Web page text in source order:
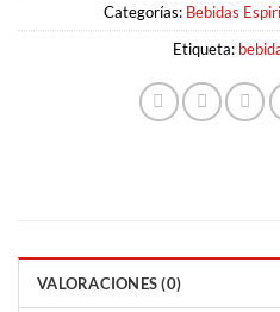
Categorías: Bebidas
Etiqueta:
VALORACIONES (0)